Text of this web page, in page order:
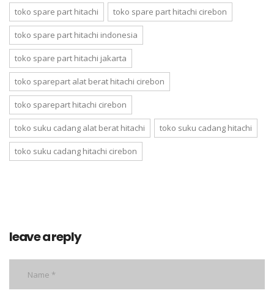
toko spare part hitachi toko spare part hitachi cirebon
toko spare part hitachi indonesia
toko spare part hitachi jakarta
toko sparepart alat berat hitachi cirebon
toko sparepart hitachi cirebon
toko suku cadang alat berat hitachi toko suku cadang hitachi
toko suku cadang hitachi cirebon
leave a reply